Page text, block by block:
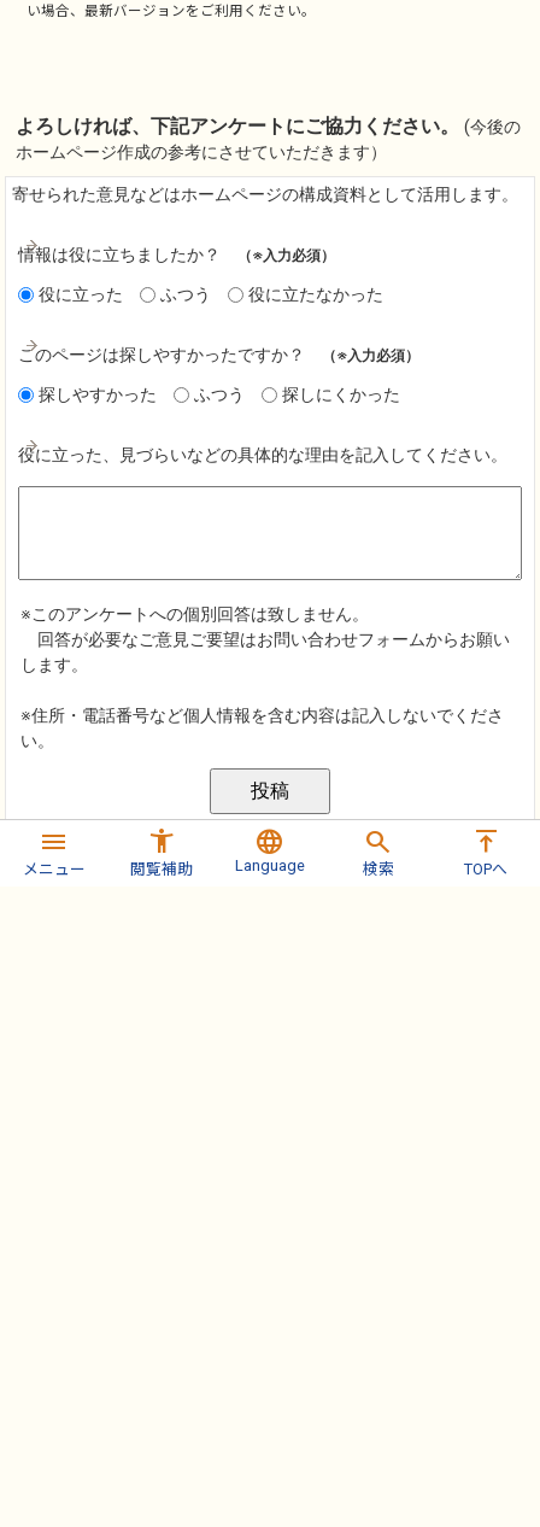
い場合、最新バージョンをご利用ください。
ページの先頭へ
menu
メニュー
accessibility_new
閲覧補助
language
Language
search
検索
vertical_align_top
TOPへ